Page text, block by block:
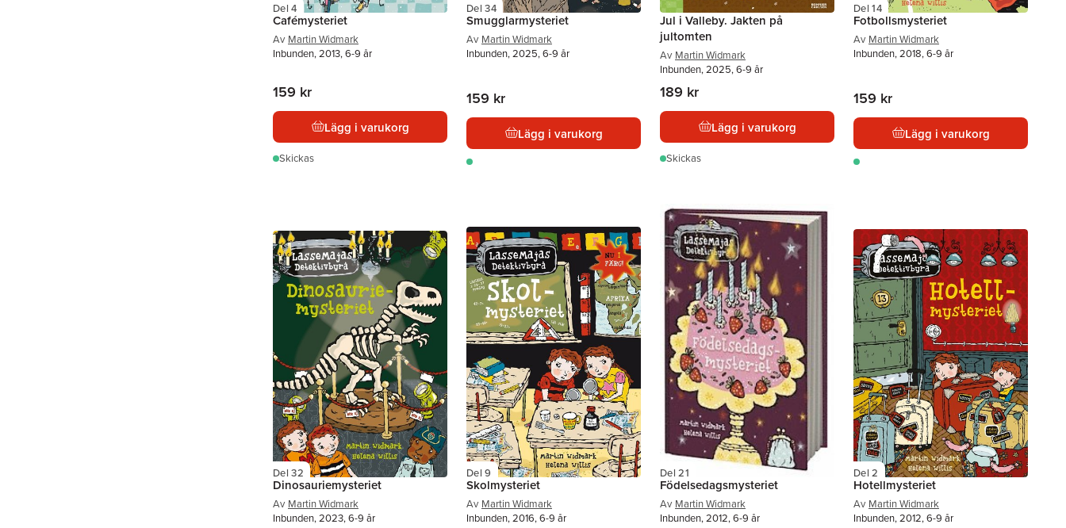
Del 4
Cafémysteriet
Av Martin Widmark
Inbunden, 2013, 6-9 år
159 kr
Lägg i varukorg
Skickas
Del 34
Smugglarmysteriet
Av Martin Widmark
Inbunden, 2025, 6-9 år
159 kr
Lägg i varukorg
Jul i Valleby. Jakten på
jultomten
Av Martin Widmark
Inbunden, 2025, 6-9 år
189 kr
Lägg i varukorg
Skickas
Del 14
Fotbollsmysteriet
Av Martin Widmark
Inbunden, 2018, 6-9 år
159 kr
Lägg i varukorg
Del 32
Dinosauriemysteriet
Av Martin Widmark
Inbunden, 2023, 6-9 år
Del 9
Skolmysteriet
Av Martin Widmark
Inbunden, 2016, 6-9 år
Del 21
Födelsedagsmysteriet
Av Martin Widmark
Inbunden, 2012, 6-9 år
Del 2
Hotellmysteriet
Av Martin Widmark
Inbunden, 2012, 6-9 år